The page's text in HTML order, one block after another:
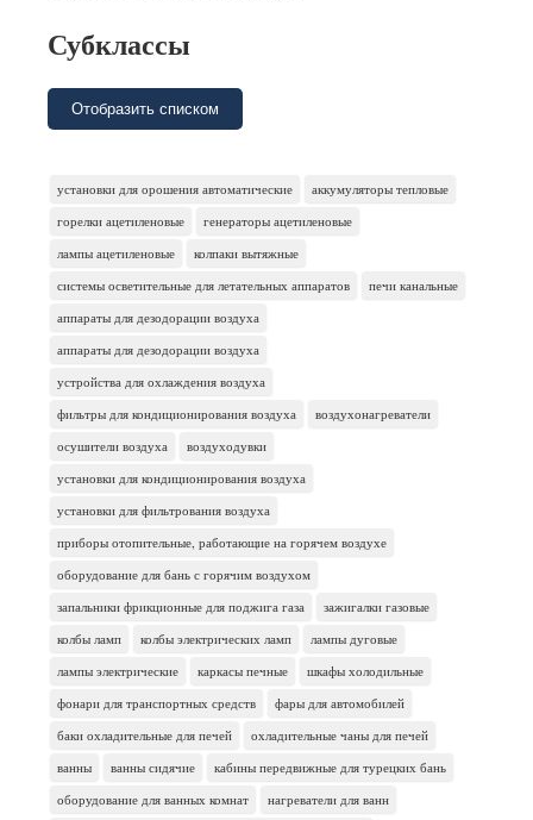
Субклассы
Отобразить списком
установки для орошения автоматические
аккумуляторы тепловые
горелки ацетиленовые
генераторы ацетиленовые
лампы ацетиленовые
колпаки вытяжные
системы осветительные для летательных аппаратов
печи канальные
аппараты для дезодорации воздуха
аппараты для дезодорации воздуха
устройства для охлаждения воздуха
фильтры для кондиционирования воздуха
воздухонагреватели
осушители воздуха
воздуходувки
установки для кондиционирования воздуха
установки для фильтрования воздуха
приборы отопительные, работающие на горячем воздухе
оборудование для бань с горячим воздухом
запальники фрикционные для поджига газа
зажигалки газовые
колбы ламп
колбы электрических ламп
лампы дуговые
лампы электрические
каркасы печные
шкафы холодильные
фонари для транспортных средств
фары для автомобилей
баки охладительные для печей
охладительные чаны для печей
ванны
ванны сидячие
кабины передвижные для турецких бань
оборудование для ванных комнат
нагреватели для ванн